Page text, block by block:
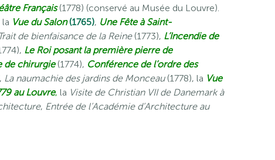
Français(1778) (conservé au Musée du Louvre).
Vue du Salon(1765), Une Fête à Saint-
de bienfaisance de la Reine(1773), L’Incendie de
Le Roi posant la première pierre de
de chirurgie(1774), Conférence de l’ordre des
La naumachie des jardins de Monceau(1778), la Vue
au Louvre, la Visite de Christian VII de Danemark à
, Entrée de l’Académie d’Architecture au